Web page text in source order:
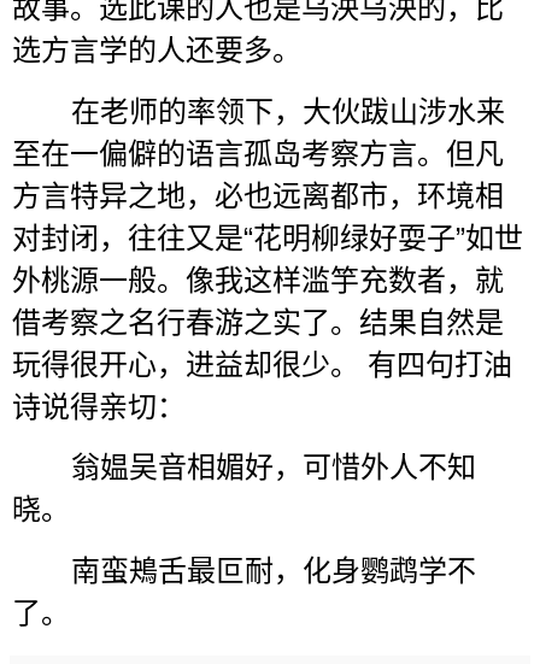
故事。选此课的人也是乌泱乌泱的，比
选方言学的人还要多。
在老师的率领下，大伙跋山涉水来
至在一偏僻的语言孤岛考察方言。但凡
方言特异之地，必也远离都市，环境相
对封闭，往往又是“花明柳绿好耍子”如世
外桃源一般。像我这样滥竽充数者，就
借考察之名行春游之实了。结果自然是
玩得很开心，进益却很少。
有四句打油
诗说得亲切：
翁媪吴音相媚好，可惜外人不知
晓。
南蛮鴂舌最叵耐，化身鹦鹉学不
了。